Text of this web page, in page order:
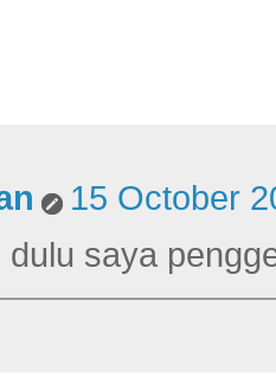
15 October
dulu saya